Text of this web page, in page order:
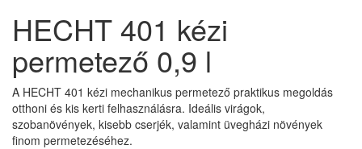
HECHT 401 kézi
permetező 0,9 l
A HECHT 401 kézi mechanikus permetező praktikus megoldás
otthoni és kis kerti felhasználásra. Ideális virágok,
szobanövények, kisebb cserjék, valamint üvegházi növények
finom permetezéséhez.